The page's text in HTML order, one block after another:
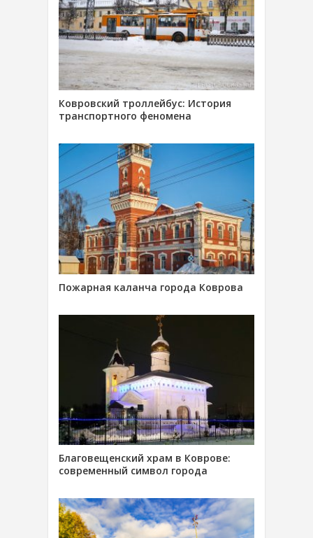
Ковровский троллейбус: История
транспортного феномена
Пожарная каланча города Коврова
Благовещенский храм в Коврове:
современный символ города